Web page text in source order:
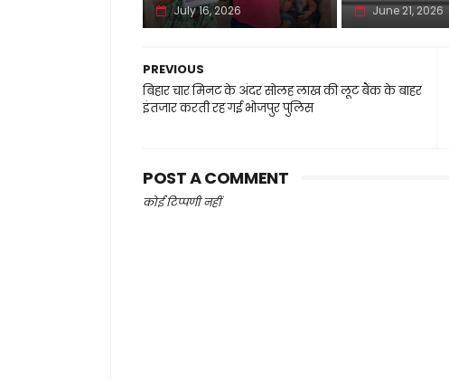
July 16, 2026 June 21, 2026
PREVIOUS
बिहार चार मिनट के अंदर सोलह लाख की लूट बैंक के बाहर
इंतजार करती रह गई भोजपुर पुलिस
POST A COMMENT
कोई टिप्पणी नहीं